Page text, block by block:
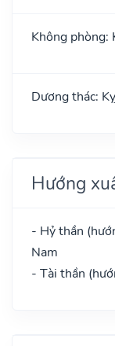
Không phòng:
Dương thác:
Hướng
- Hỷ thần
Nam
- Tài thần